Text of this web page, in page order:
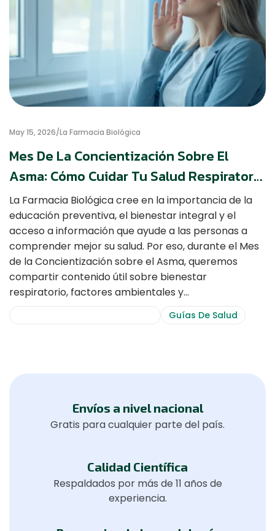
May 15, 2026 La Farmacia Biológica
Mes De La Concientización Sobre El
Asma: Cómo Cuidar Tu Salud Respiratoria
Y Reconocer Factores Que La Afectan
La Farmacia Biológica cree en la importancia de la
educación preventiva, el bienestar integral y el
acceso a información que ayude a las personas a
comprender mejor su salud. Por eso, durante el Mes
de la Concientización sobre el Asma, queremos
compartir contenido útil sobre bienestar
respiratorio, factores ambientales y…
Guías De Salud
Envíos a nivel nacional
Gratis para cualquier parte del país.
Calidad Científica
Respaldados por más de 11 años de
experiencia.